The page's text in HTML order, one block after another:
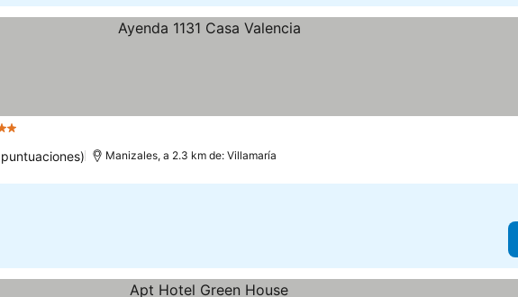
Estrellas
Manizales, a 2.3 km de: Villamaría